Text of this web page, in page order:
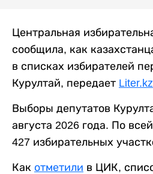
Центральная
сообщила, как
в списках избирателей
Курултай, передает Liter.kz
Выборы депутатов
августа 2026 года. По
427 избирательных
Как отметили в ЦИК,